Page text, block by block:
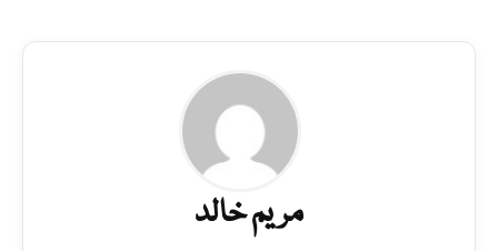
مریم خالد